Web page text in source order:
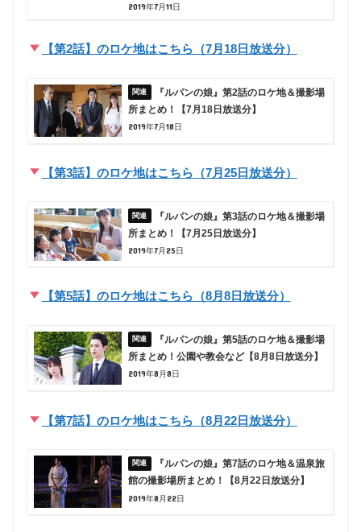
2019年7月11日
【第2話】のロケ地はこちら（7月18日放送分）
『ルパンの娘』第2話のロケ地＆撮影場
所まとめ！【7月18日放送分】
2019年7月18日
【第3話】のロケ地はこちら（7月25日放送分）
『ルパンの娘』第3話のロケ地＆撮影場
所まとめ！【7月25日放送分】
2019年7月25日
【第5話】のロケ地はこちら（8月8日放送分）
『ルパンの娘』第5話のロケ地＆撮影場
所まとめ！公園や教会など【8月8日放送分】
2019年8月8日
【第7話】のロケ地はこちら（8月22日放送分）
『ルパンの娘』第7話のロケ地＆温泉旅
館の撮影場所まとめ！【8月22日放送分】
2019年8月22日